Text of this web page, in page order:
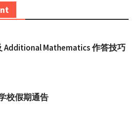
Additional Mathematics 作答技巧
校假期通告